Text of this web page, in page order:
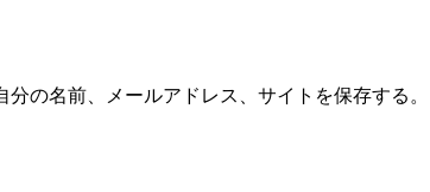
の名前、メールアドレス、サイトを保存する。